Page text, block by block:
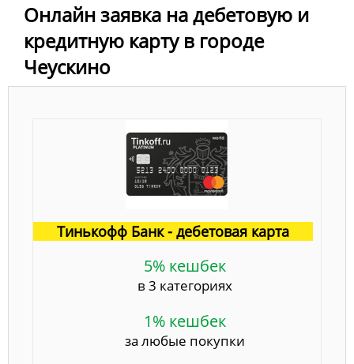
Онлайн заявка на дебетовую и
кредитную карту в городе
Чеускино
Тинькофф Банк - дебетовая карта
5% кешбек
в 3 категориях
1% кешбек
за любые покупки